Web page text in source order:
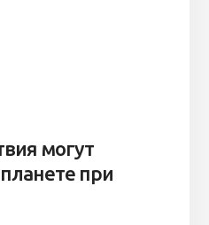
могут
при